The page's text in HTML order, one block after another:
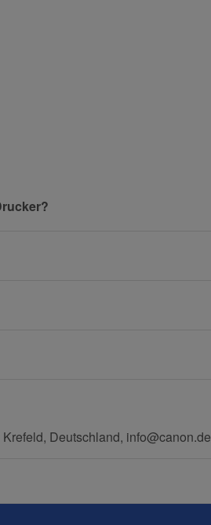
Deutschland, info@canon.de